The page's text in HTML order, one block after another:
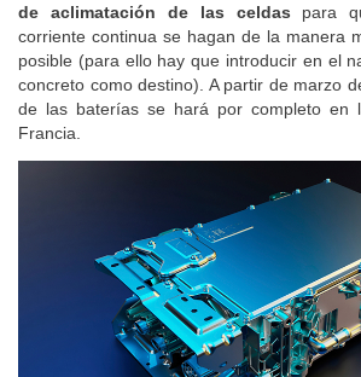
de aclimatación de las celdas para
corriente continua se hagan de la manera
posible (para ello hay que introducir en el
concreto como destino). A partir de marzo
de las baterías se hará por completo en
Francia.